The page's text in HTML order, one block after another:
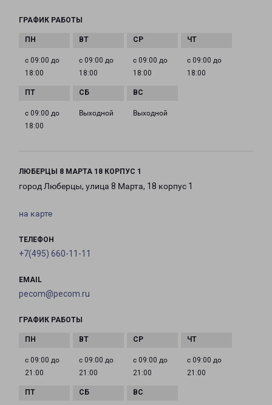
ГРАФИК РАБОТЫ
с 09:00 до
18:00
с 09:00 до
18:00
с 09:00 до
18:00
с 09:00 до
18:00
с 09:00 до
18:00
Выходной Выходной
ЛЮБЕРЦЫ 8 МАРТА 18 КОРПУС 1
город Люберцы, улица 8 Марта, 18 корпус 1
на карте
ТЕЛЕФОН
+7(495) 660-11-11
EMAIL
pecom@pecom.ru
ГРАФИК РАБОТЫ
с 09:00 до
21:00
с 09:00 до
21:00
с 09:00 до
21:00
с 09:00 до
21:00